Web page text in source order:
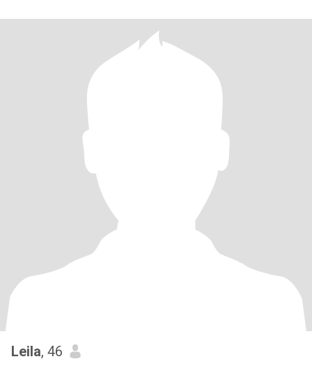
Leila, 46